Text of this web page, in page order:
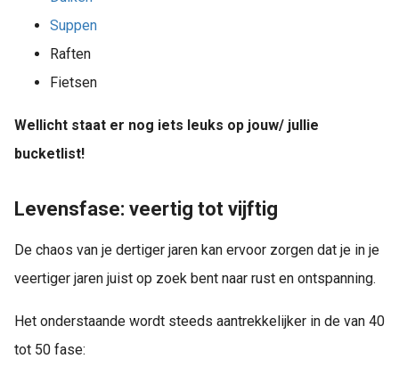
Suppen
Raften
Fietsen
Wellicht staat er nog iets leuks op jouw/ jullie
bucketlist!
Levensfase: veertig tot vijftig
De chaos van je dertiger jaren kan ervoor zorgen dat je in je
veertiger jaren juist op zoek bent naar rust en ontspanning.
Het onderstaande wordt steeds aantrekkelijker in de van 40
tot 50 fase: